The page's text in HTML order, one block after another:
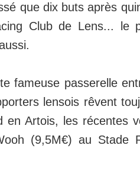
que dix buts après
Club de Lens... le
fameuse passerelle
lensois rêvent
en Artois, les récentes
(9,5M€) au Stade